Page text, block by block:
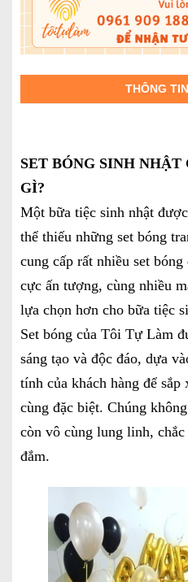
THÔNG
SET BÓNG SINH
GÌ?
Một bữa tiệc sinh nhật
thể thiếu những set bóng
cung cấp rất nhiều set
cực ấn tượng, cùng nhiều
lựa chọn hơn cho bữa tiệc
Set bóng của Tôi Tự Làm
sáng tạo và độc đáo, dựa
tính của khách hàng để
cùng đặc biệt. Chúng
còn vô cùng lung linh, chắc
đắm.